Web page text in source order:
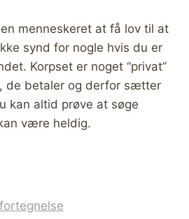
menneskeret at få lov til at
synd for nogle hvis du er
Korpset er noget “privat”
de betaler og derfor sætter
kan altid prøve at søge
være heldig.